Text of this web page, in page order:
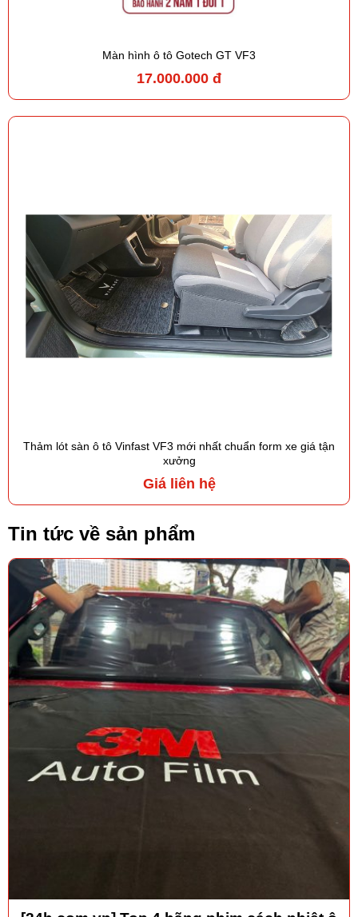
Màn hình ô tô Gotech GT VF3
17.000.000 đ
Thảm lót sàn ô tô Vinfast VF3 mới nhất chuẩn form xe giá tận
xưởng
Giá liên hệ
Tin tức về sản phẩm